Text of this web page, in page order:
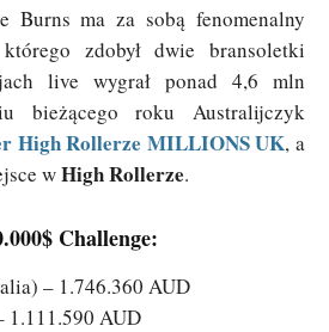
Burns ma za sobą fenomenalny
zdobył dwie bransoletki
live wygrał ponad 4,6 mln
bieżącego roku Australijczyk
High Rollerze MILLIONS UK, a
wHigh Rollerze.
Challenge:
– 1.746.360 AUD
1.111.590 AUD